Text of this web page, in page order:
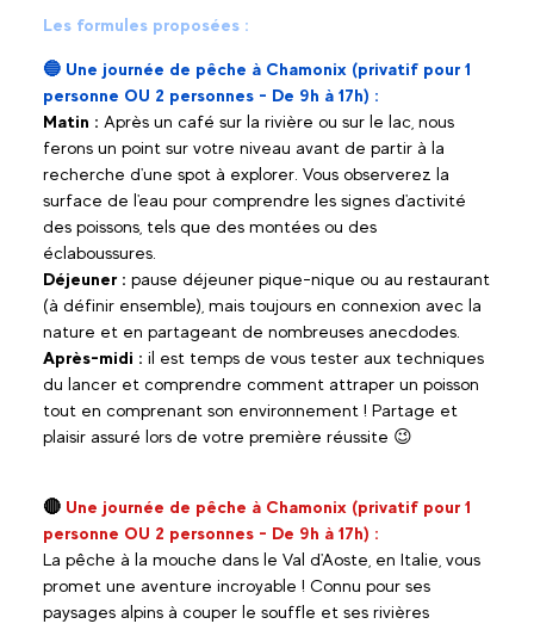
Les formules proposées :
🔵 Une journée de pêche à Chamonix (privatif pour 1
personne OU 2 personnes - De 9h à 17h) :
Matin : Après un café sur la rivière ou sur le lac, nous
ferons un point sur votre niveau avant de partir à la
recherche d'une spot à explorer. Vous observerez la
surface de l'eau pour comprendre les signes d'activité
des poissons, tels que des montées ou des
éclaboussures.
Déjeuner : pause déjeuner pique-nique ou au restaurant
(à définir ensemble), mais toujours en connexion avec la
nature et en partageant de nombreuses anecdodes.
Après-midi : il est temps de vous tester aux techniques
du lancer et comprendre comment attraper un poisson
tout en comprenant son environnement ! Partage et
plaisir assuré lors de votre première réussite 😉
🔴 Une journée de pêche à Chamonix (privatif pour 1
personne OU 2 personnes - De 9h à 17h) :
La pêche à la mouche dans le Val d'Aoste, en Italie, vous
promet une aventure incroyable ! Connu pour ses
paysages alpins à couper le souffle et ses rivières